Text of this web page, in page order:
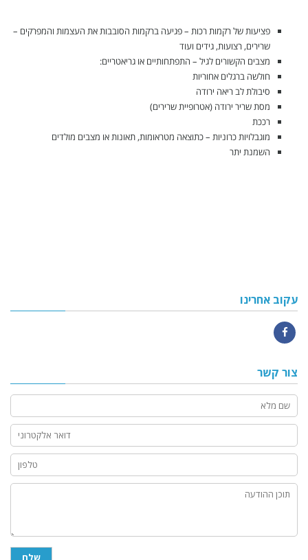
פציעות של רקמות רכות – פגיעה ברקמות הסובבות את העצמות והמפרקים –
שרירים, רצועות, גידים ועוד
מצבים הקשורים לגיל – התפתחותיים או גריאטריים:
חולשה ברגלים אחוריות
סיבולת לב ריאה ירודה
מסת שריר ירודה (אטרופיית שרירים)
רככת
מוגבלויות כרוניות – כתוצאה מטראומות, תאונות או מצבים מולדים
השמנת יתר
עקוב אחרינו
צור קשר